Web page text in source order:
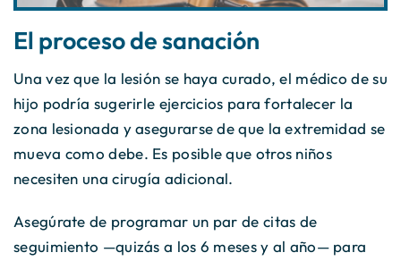
El proceso de sanación
Una vez que la lesión se haya curado, el médico de su
hijo podría sugerirle ejercicios para fortalecer la
zona lesionada y asegurarse de que la extremidad se
mueva como debe. Es posible que otros niños
necesiten una cirugía adicional.
Asegúrate de programar un par de citas de
seguimiento —quizás a los 6 meses y al año— para